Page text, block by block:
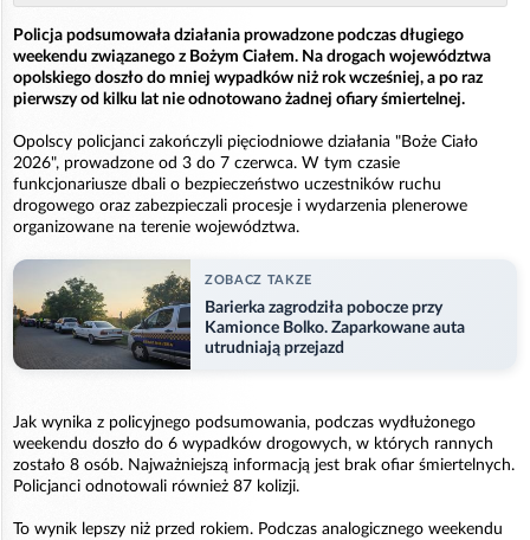
Policja podsumowała działania prowadzone podczas długiego
weekendu związanego z Bożym Ciałem. Na drogach województwa
opolskiego doszło do mniej wypadków niż rok wcześniej, a po raz
pierwszy od kilku lat nie odnotowano żadnej ofiary śmiertelnej.
Opolscy policjanci zakończyli pięciodniowe działania "Boże Ciało
2026", prowadzone od 3 do 7 czerwca. W tym czasie
funkcjonariusze dbali o bezpieczeństwo uczestników ruchu
drogowego oraz zabezpieczali procesje i wydarzenia plenerowe
organizowane na terenie województwa.
ZOBACZ TAKZE
Barierka zagrodziła pobocze przy
Kamionce Bolko. Zaparkowane auta
utrudniają przejazd
Jak wynika z policyjnego podsumowania, podczas wydłużonego
weekendu doszło do 6 wypadków drogowych, w których rannych
zostało 8 osób. Najważniejszą informacją jest brak ofiar śmiertelnych.
Policjanci odnotowali również 87 kolizji.
To wynik lepszy niż przed rokiem. Podczas analogicznego weekendu